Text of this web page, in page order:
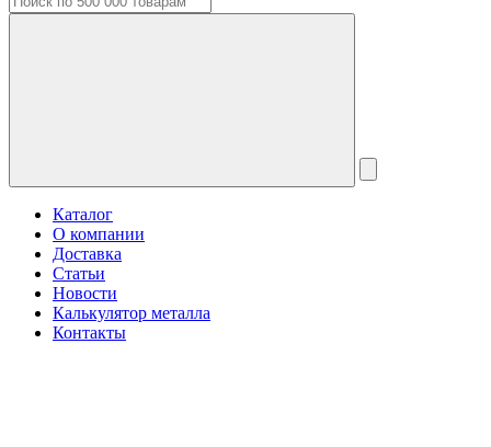
Каталог
О компании
Доставка
Статьи
Новости
Калькулятор металла
Контакты